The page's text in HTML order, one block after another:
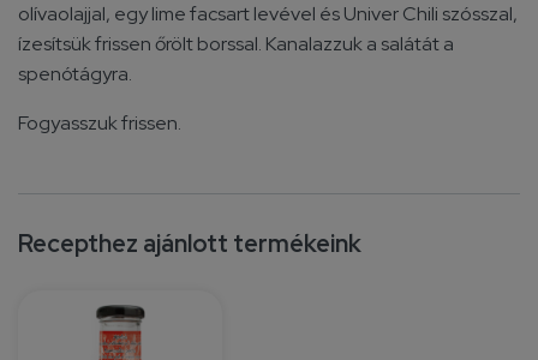
olívaolajjal, egy lime facsart levével és Univer Chili szósszal,
ízesítsük frissen őrölt borssal. Kanalazzuk a salátát a
spenótágyra.
Fogyasszuk frissen.
Recepthez ajánlott termékeink